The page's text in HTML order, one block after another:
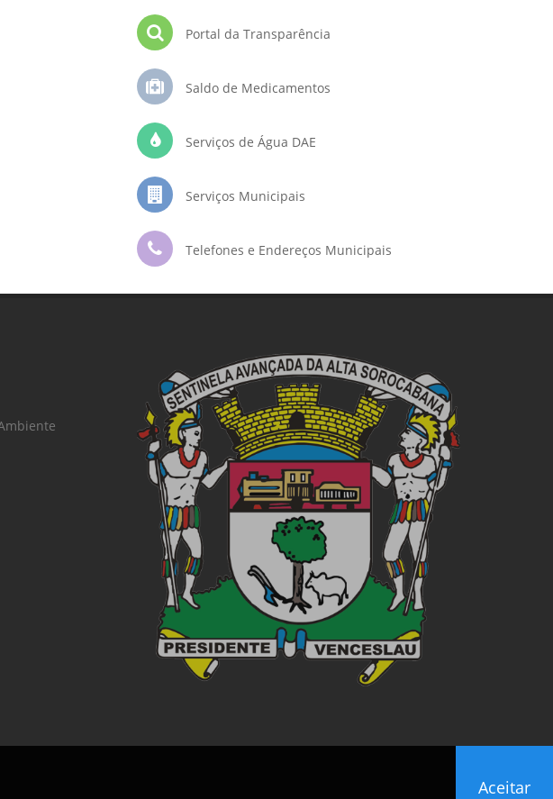
Portal da Transparência
Saldo de Medicamentos
Serviços de Água DAE
Serviços Municipais
Telefones e Endereços Municipais
Aceitar